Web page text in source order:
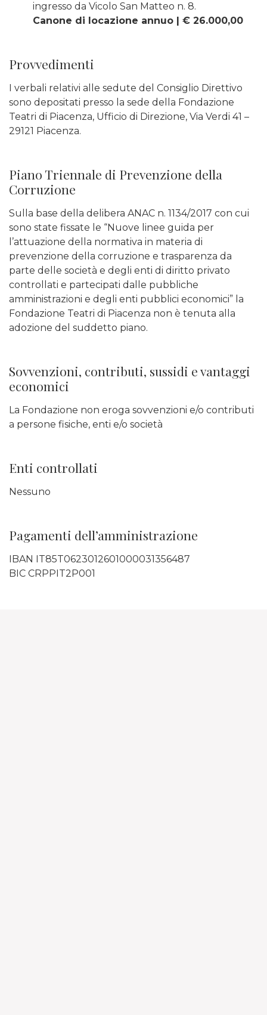
ingresso da Vicolo San Matteo n. 8.
Canone di locazione annuo | € 26.000,00
Provvedimenti
I verbali relativi alle sedute del Consiglio Direttivo
sono depositati presso la sede della Fondazione
Teatri di Piacenza, Ufficio di Direzione, Via Verdi 41 –
29121 Piacenza.
Piano Triennale di Prevenzione della
Corruzione
Sulla base della delibera ANAC n. 1134/2017 con cui
sono state fissate le “Nuove linee guida per
l’attuazione della normativa in materia di
prevenzione della corruzione e trasparenza da
parte delle società e degli enti di diritto privato
controllati e partecipati dalle pubbliche
amministrazioni e degli enti pubblici economici” la
Fondazione Teatri di Piacenza non è tenuta alla
adozione del suddetto piano.
Sovvenzioni, contributi, sussidi e vantaggi
economici
La Fondazione non eroga sovvenzioni e/o contributi
a persone fisiche, enti e/o società
Enti controllati
Nessuno
Pagamenti dell’amministrazione
IBAN IT85T0623012601000031356487
BIC CRPPIT2P001